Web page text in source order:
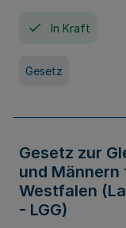
In Kraft
Gesetz
Gesetz zur
und Männern
Westfalen
- LGG)